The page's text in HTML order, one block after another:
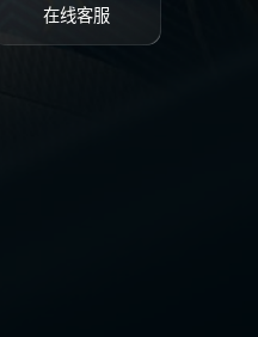
在线客服